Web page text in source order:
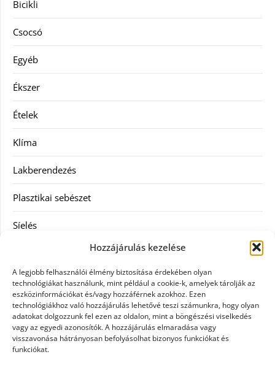
Hozzájárulás kezelése
A legjobb felhasználói élmény biztosítása érdekében olyan
technológiákat használunk, mint például a cookie-k, amelyek tárolják az
eszközinformációkat és/vagy hozzáférnek azokhoz. Ezen
technológiákhoz való hozzájárulás lehetővé teszi számunkra, hogy olyan
adatokat dolgozzunk fel ezen az oldalon, mint a böngészési viselkedés
vagy az egyedi azonosítók. A hozzájárulás elmaradása vagy
visszavonása hátrányosan befolyásolhat bizonyos funkciókat és
funkciókat.
Bicikli
Csocsó
Egyéb
Ékszer
Ételek
Klíma
Lakberendezés
Plasztikai sebészet
Síelés
Táskák
Vásárlás
Webáruház